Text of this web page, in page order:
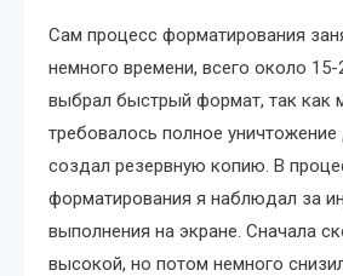
Сам процесс форматирования
немного времени, всего около 15-
выбрал быстрый формат, так как
требовалось полное
создал резервную копию. В
форматирования я наблюдал за
выполнения на экране. Сначала
высокой, но потом немного